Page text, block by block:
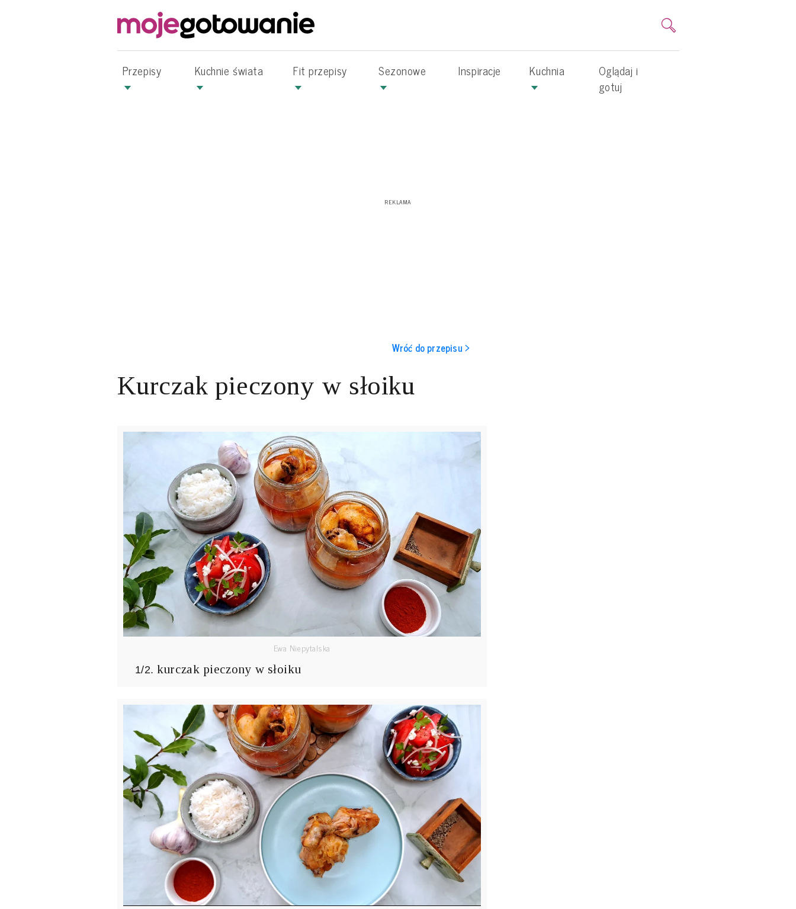
Przepisy Kuchnie świata Fit przepisy Sezonowe Inspiracje Kuchnia
Oglądaj i
gotuj
Wróć do przepisu >
Kurczak pieczony w słoiku
Ewa Niepytalska
1/2. kurczak pieczony w słoiku